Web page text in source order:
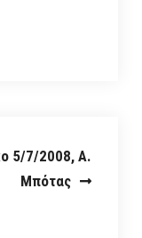
5/7/2008, Α.
Μπότας